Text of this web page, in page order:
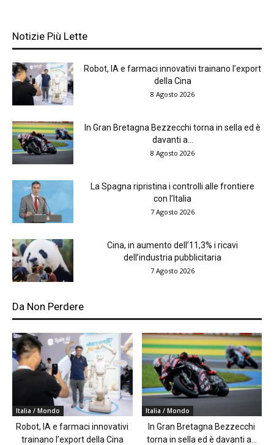
Notizie Più Lette
Robot, IA e farmaci innovativi trainano l’export
della Cina
8 Agosto 2026
In Gran Bretagna Bezzecchi torna in sella ed è
davanti a...
8 Agosto 2026
La Spagna ripristina i controlli alle frontiere
con l’Italia
7 Agosto 2026
Cina, in aumento dell’11,3% i ricavi
dell’industria pubblicitaria
7 Agosto 2026
Da Non Perdere
Italia / Mondo
Robot, IA e farmaci innovativi
trainano l’export della Cina
Italia / Mondo
In Gran Bretagna Bezzecchi
torna in sella ed è davanti a...